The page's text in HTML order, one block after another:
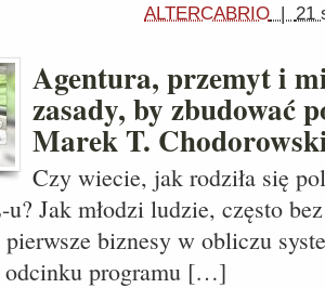
ALTERCABRIO | 21
Agentura, przemyt i
zasady, by zbudować
Marek T.
Czy wiecie, jak rodziła się
Jak młodzi ludzie, często
biznesy w obliczu
odcinku programu […]